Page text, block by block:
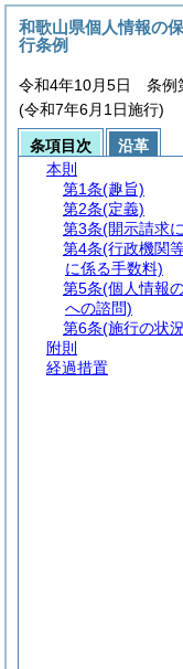
和歌山県個人情報の
行条例
令和4年10月5日 条例
(令和7年6月1日施行)
条項目次
沿革
本則
第1条(趣旨)
第2条(定義)
第3条(開示請求
第4条(行政機関
に係る手数料)
第5条(個人情報
への諮問)
第6条(施行の状
附則
経過措置